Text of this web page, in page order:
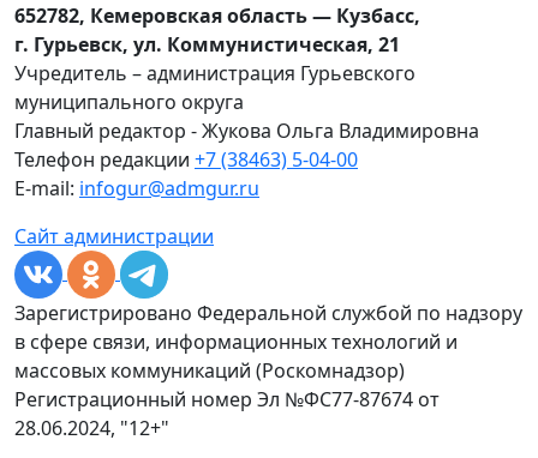
652782, Кемеровская область — Кузбасс,
г. Гурьевск, ул. Коммунистическая, 21
Учредитель – администрация Гурьевского
муниципального округа
Главный редактор - Жукова Ольга Владимировна
Телефон редакции +7 (38463) 5-04-00
E-mail: infogur@admgur.ru
Сайт администрации
Зарегистрировано Федеральной службой по надзору
в сфере связи, информационных технологий и
массовых коммуникаций (Роскомнадзор)
Регистрационный номер Эл №ФС77-87674 от
28.06.2024, "12+"